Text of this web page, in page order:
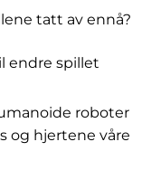
tatt av ennå?
endre spillet
roboter
og hjertene våre